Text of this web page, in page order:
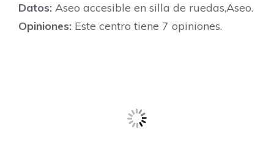
Datos: Aseo accesible en silla de ruedas,Aseo.
Opiniones: Este centro tiene 7 opiniones.